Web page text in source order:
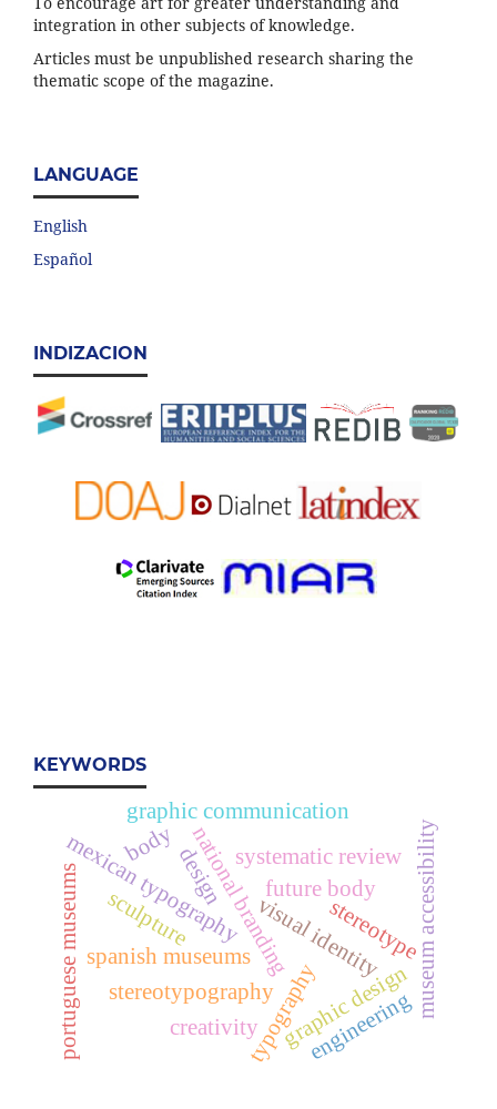
integration in other subjects of knowledge.
Articles must be unpublished research sharing the
thematic scope of the magazine.
LANGUAGE
English
Español
INDIZACION
KEYWORDS
stereotypography
stereotype
typography
national branding
mexican typography museum accessibility
spanish museums
systematic review
portuguese museums graphic design
visual identity
creativity
design
engineering
future body
body
graphic communication
sculpture